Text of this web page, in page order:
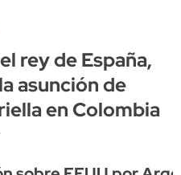
rey de España,
asunción de
en Colombia